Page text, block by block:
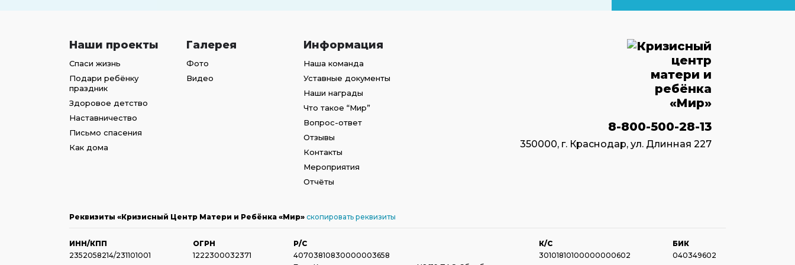
Наши проекты
Спаси жизнь
Подари ребёнку
праздник
Здоровое детство
Наставничество
Письмо спасения
Как дома
Галерея
Фото
Видео
Информация
Наша команда
Уставные документы
Наши награды
Что такое “Мир”
Вопрос-ответ
Отзывы
Контакты
Мероприятия
Отчёты
8-800-500-28-13
350000, г. Краснодар, ул. Длинная 227
Реквизиты «Кризисный Центр Матери и Ребёнка «Мир» скопировать реквизиты
ИНН/КПП
2352058214/231101001
ОГРН
1222300032371
Р/С
40703810830000003658
К/С
30101810100000000602
БИК
040349602